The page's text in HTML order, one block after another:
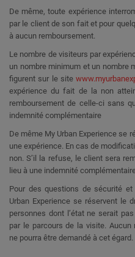
De même, toute expérience
par le client de son fait et pour
à aucun remboursement.
Le nombre de visiteurs par
un nombre minimum et un nombre
figurent sur le site
expérience du fait de la non
remboursement de celle-ci sans
indemnité complémentaire
De même My Urban Experience se
une expérience. En cas de
non. S’il la refuse, le client sera
lieu à une indemnité
Pour des questions de sécurité
Urban Experience se réservent le
personnes dont l’état ne serait
par le parcours de la visite. Aucun
ne pourra être demandé à cet égard.